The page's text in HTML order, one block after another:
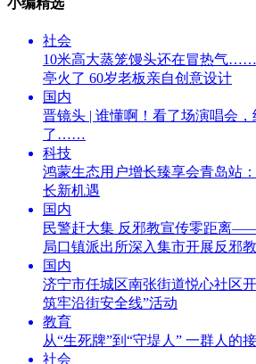
社会
10米高大蒸笼馒头还在冒热气
亭火了 60岁老板亲自创意设计
国内
晋镜头 | 谁懂啊！看了场演唱会
了……
科技
鸿蒙生态用户增长臻享会青岛站
长新机遇
国内
民警赶大集 反邪教宣传零距离
局口镇派出所深入集市开展反邪
国内
济宁市任城区南张街道悦心社区
筑牢沿街安全线”活动
教育
从“生死牌”到“守堤人” 一群人的
社会